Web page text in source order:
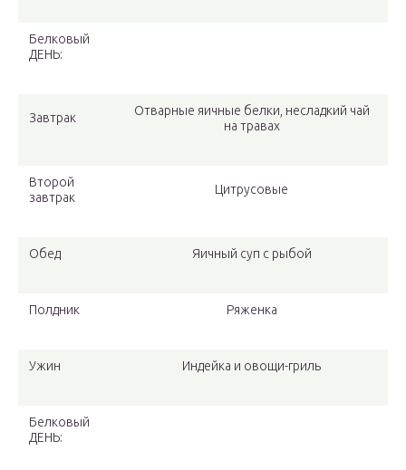
Белковый
ДЕНЬ:
Завтрак
Отварные яичные белки, несладкий чай
на травах
Второй
завтрак
Цитрусовые
Обед Яичный суп с рыбой
Полдник Ряженка
Ужин Индейка и овощи-гриль
Белковый
ДЕНЬ: